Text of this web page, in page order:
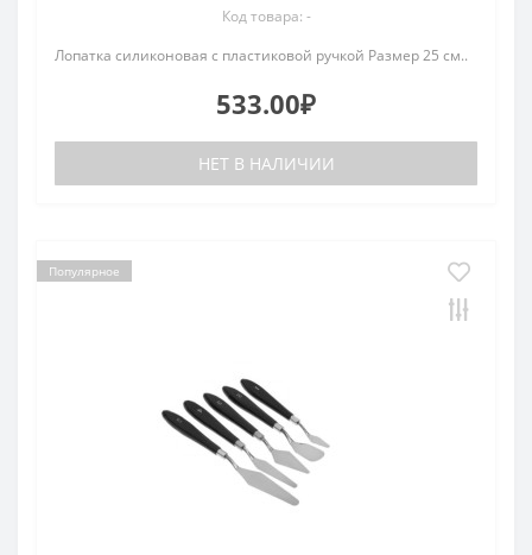
Код товара: -
Лопатка силиконовая с пластиковой ручкой Размер 25 см..
533.00₽
НЕТ В НАЛИЧИИ
Популярное